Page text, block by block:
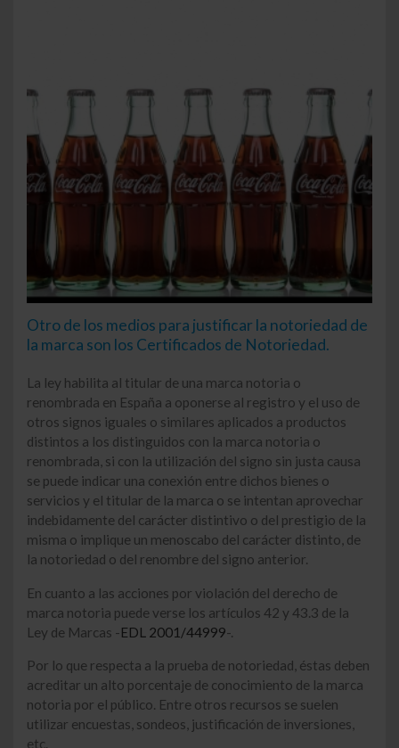
Otro de los medios para justificar la notoriedad de
la marca son los Certificados de Notoriedad.
La ley habilita al titular de una marca notoria o
renombrada en España a oponerse al registro y el uso de
otros signos iguales o similares aplicados a productos
distintos a los distinguidos con la marca notoria o
renombrada, si con la utilización del signo sin justa causa
se puede indicar una conexión entre dichos bienes o
servicios y el titular de la marca o se intentan aprovechar
indebidamente del carácter distintivo o del prestigio de la
misma o implique un menoscabo del carácter distinto, de
la notoriedad o del renombre del signo anterior.
En cuanto a las acciones por violación del derecho de
marca notoria puede verse los artículos 42 y 43.3 de la
Ley de Marcas -EDL 2001/44999-.
Por lo que respecta a la prueba de notoriedad, éstas deben
acreditar un alto porcentaje de conocimiento de la marca
notoria por el público. Entre otros recursos se suelen
utilizar encuestas, sondeos, justificación de inversiones,
etc.